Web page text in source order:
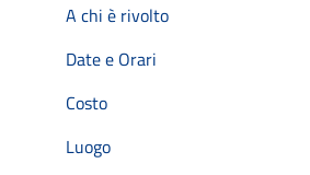
A chi è rivolto
Date e Orari
Costo
Luogo